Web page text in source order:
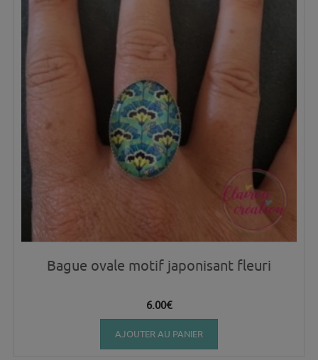
Bague ovale motif japonisant fleuri
6.00€
AJOUTER AU PANIER